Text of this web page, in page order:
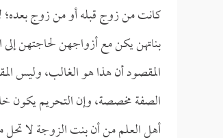
كانت من زوج قبله أو من زوج بعده؛
بناتهن يكن مع أزواجهن لحاجتهن
المقصود أن هذا هو الغالب، وليس
الصفة مخصصة، وإن التحريم يكون
أهل العلم من أن بنت الزوجة لا تحل